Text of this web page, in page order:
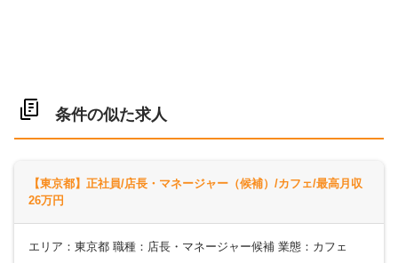
条件の似た求人
【東京都】正社員/店長・マネージャー（候補）/カフェ/最高月収
26万円
エリア：東京都 職種：店長・マネージャー候補 業態：カフェ